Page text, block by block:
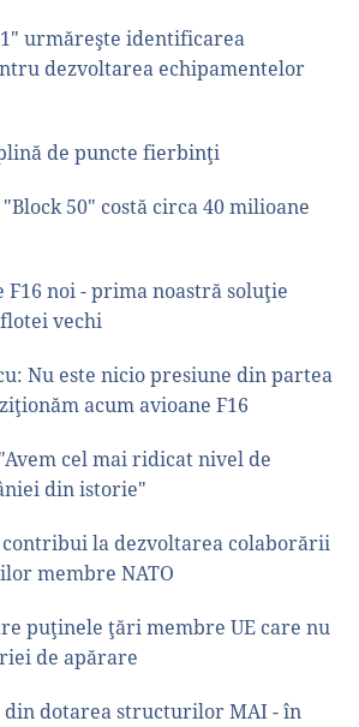
urmăreşte identificarea
dezvoltarea echipamentelor
de puncte fierbinţi
50" costă circa 40 milioane
F16 noi - prima noastră soluţie
vechi
Nu este nicio presiune din partea
acum avioane F16
cel mai ridicat nivel de
din istorie"
la dezvoltarea colaborării
membre NATO
puţinele ţări membre UE care nu
de apărare
din dotarea structurilor MAI - în